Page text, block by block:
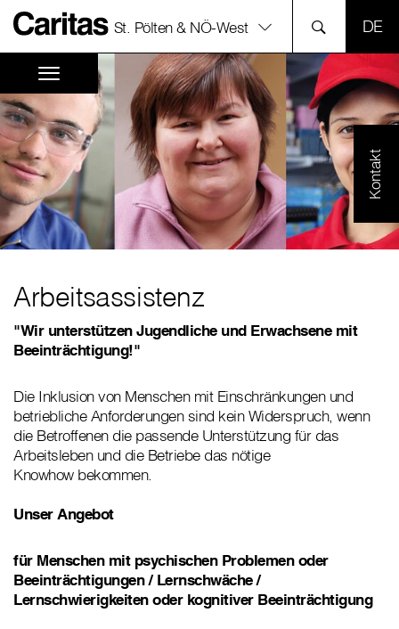
St. Pölten & NÖ-West
Kontakt
Arbeitsassistenz
"Wir unterstützen Jugendliche und Erwachsene mit
Beeinträchtigung!"
Die Inklusion von Menschen mit Einschränkungen und
betriebliche Anforderungen sind kein Widerspruch, wenn
die Betroffenen die passende Unterstützung für das
Arbeitsleben und die Betriebe das nötige
Knowhow bekommen.
Unser Angebot
für Menschen mit psychischen Problemen oder
Beeinträchtigungen / Lernschwäche /
Lernschwierigkeiten oder kognitiver Beeinträchtigung